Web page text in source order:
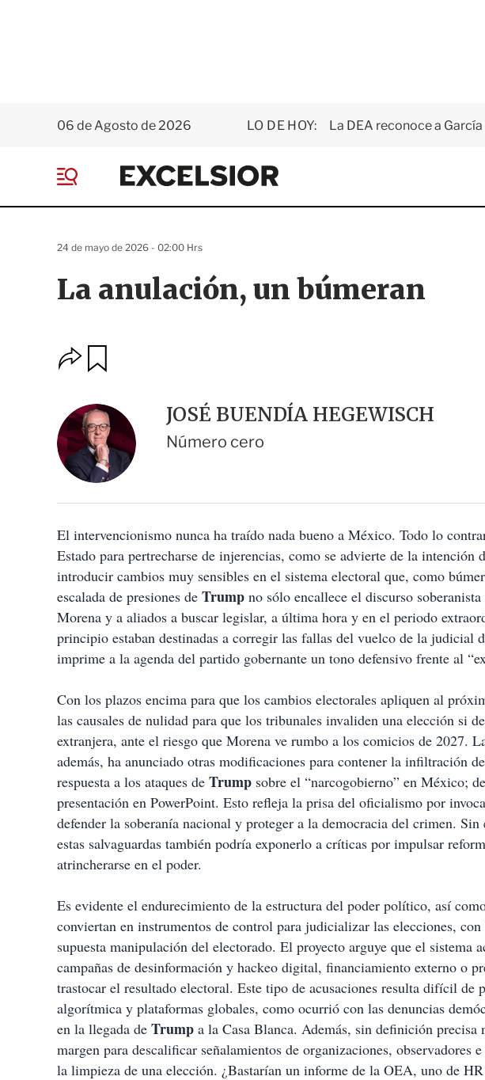
06 de Agosto de 2026 LO DE HOY: La DEA reconoce a
E
x
e
r
e
La anulación, un búmeran
24 de mayo de 2026 - 02:00 Hrs
O
p
o
n
e
s
d
e
c
m
p
a
r
t
r
d
JOSÉ BUENDÍA HEGEWISCH
Número cero
El intervencionismo nunca ha traído nada bueno a México. Todo lo
Estado para pertrecharse de injerencias, como se advierte de la intención
introducir cambios muy sensibles en el sistema electoral que, como
escalada de presiones de Trump no sólo encallece el discurso soberanista
Morena y a aliados a buscar legislar, a última hora y en el periodo
principio estaban destinadas a corregir las fallas del vuelco de la judicial
imprime a la agenda del partido gobernante un tono defensivo frente al
Con los plazos encima para que los cambios electorales apliquen al
las causales de nulidad para que los tribunales invaliden una elección si
extranjera, ante el riesgo que Morena ve rumbo a los comicios de 2027.
además, ha anunciado otras modificaciones para contener la infiltración
respuesta a los ataques de Trump sobre el “narcogobierno” en México;
presentación en PowerPoint. Esto refleja la prisa del oficialismo por
defender la soberanía nacional y proteger a la democracia del crimen.
estas salvaguardas también podría exponerlo a críticas por impulsar
atrincherarse en el poder.
Es evidente el endurecimiento de la estructura del poder político, así
conviertan en instrumentos de control para judicializar las elecciones,
supuesta manipulación del electorado. El proyecto arguye que el sistema
campañas de desinformación y hackeo digital, financiamiento externo o
trastocar el resultado electoral. Este tipo de acusaciones resulta difícil de
algorítmica y plataformas globales, como ocurrió con las denuncias
en la llegada de Trump a la Casa Blanca. Además, sin definición
margen para descalificar señalamientos de organizaciones, observadores
la limpieza de una elección. ¿Bastarían un informe de la OEA, uno de